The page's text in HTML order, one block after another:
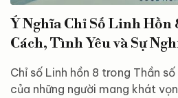
Ý Nghĩa Chỉ Số Linh
Cách, Tình Yêu và Sự
Chỉ số Linh hồn 8 trong Thần
của những người mang khát